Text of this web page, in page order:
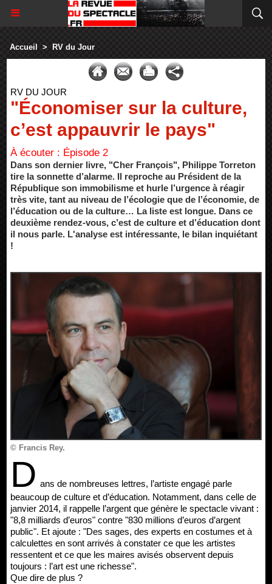
Accueil > RV du Jour
RV DU JOUR
"Économiser sur la culture,
c’est appauvrir le pays"
À écouter : Épisode 2
Dans son dernier livre, "Cher François", Philippe Torreton
tire la sonnette d’alarme. Il reproche au Président de la
République son immobilisme et hurle l’urgence à réagir
très vite, tant au niveau de l’écologie que de l’économie, de
l’éducation ou de la culture… La liste est longue. Dans ce
deuxième rendez-vous, c’est de culture et d’éducation dont
il nous parle. L'analyse est intéressante, le bilan inquiétant
!
© Francis Rey.
D ans de nombreuses lettres, l’artiste engagé parle
beaucoup de culture et d’éducation. Notamment, dans celle de
janvier 2014, il rappelle l’argent que génère le spectacle vivant :
"8,8 milliards d’euros" contre "830 millions d’euros d’argent
public". Et ajoute : "Des sages, des experts en costumes et à
calculettes en sont arrivés à constater ce que les artistes
ressentent et ce que les maires avisés observent depuis
toujours : l’art est une richesse".
Que dire de plus ?